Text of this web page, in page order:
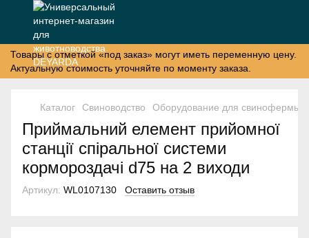
Товары с отметкой «под заказ» могут иметь переменную цену.
Актуальную стоимость уточняйте по моменту заказа.
Каталог Свиноводство Оборудование для свинофермы
Приймальний елемент прийомної
станції спіральної системи
кормороздачі d75 на 2 виходи
Артикул: WL0107130 Оставить отзыв